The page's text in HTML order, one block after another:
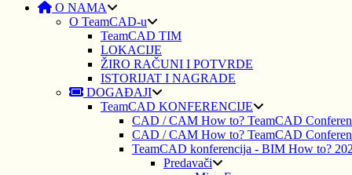
O NAMA
O TeamCAD-u
TeamCAD TIM
LOKACIJE
ŽIRO RAČUNI I POTVRDE
ISTORIJAT I NAGRADE
DOGAĐAJI
TeamCAD KONFERENCIJE
CAD / CAM How to? TeamCAD
CAD / CAM How to? TeamCAD
TeamCAD konferencija - BIM How to?
Predavači